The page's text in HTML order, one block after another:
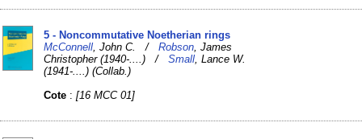
5 - Noncommutative Noetherian rings
McConnell , John C. /Robson , James
Christopher (1940-....) /Small , Lance W.
(1941-....) (Collab.)
Cote :[16 MCC 01]